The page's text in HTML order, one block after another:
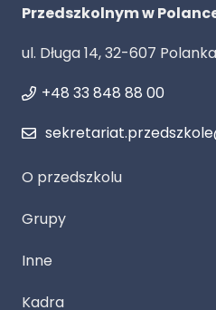
Przedszkolnym w
ul. Długa 14, 32-607
+48 33 848 88 00
O przedszkolu
Grupy
Inne
Kadra